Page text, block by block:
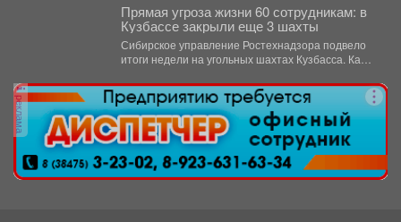
Прямая угроза жизни 60 сотрудникам: в
Кузбассе закрыли еще 3 шахты
Сибирское управление Ростехнадзора подвело
итоги недели на угольных шахтах Кузбасса. Как
реклама